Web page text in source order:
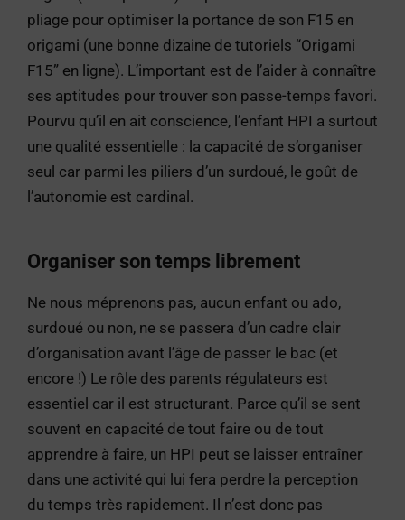
pliage pour optimiser la portance de son F15 en
origami (une bonne dizaine de tutoriels “Origami
F15” en ligne). L’important est de l’aider à connaître
ses aptitudes pour trouver son passe-temps favori.
Pourvu qu’il en ait conscience, l’enfant HPI a surtout
une qualité essentielle : la capacité de s’organiser
seul car parmi les piliers d’un surdoué, le goût de
l’autonomie est cardinal.
Organiser son temps librement
Ne nous méprenons pas, aucun enfant ou ado,
surdoué ou non, ne se passera d’un cadre clair
d’organisation avant l’âge de passer le bac (et
encore !) Le rôle des parents régulateurs est
essentiel car il est structurant. Parce qu’il se sent
souvent en capacité de tout faire ou de tout
apprendre à faire, un HPI peut se laisser entraîner
dans une activité qui lui fera perdre la perception
du temps très rapidement. Il n’est donc pas